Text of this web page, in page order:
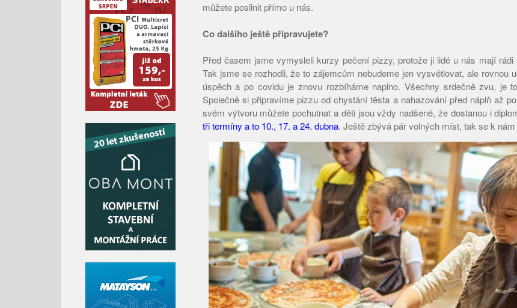
můžete posilnit přímo u nás.
Co dalšího ještě připravujete?
Před časem jsme vymysleli kurzy pečení pizzy, protože ji lidé u nás mají
Tak jsme se rozhodli, že to zájemcům nebudeme jen vysvětlovat, ale rovnou
úspěch a po covidu je znovu rozbíháme naplno. Všechny srdečně zvu, je
Společně si připravíme pizzu od chystání těsta a nahazování před náplň až
svém výtvoru můžete pochutnat a děti jsou vždy nadšené, že dostanou i
tři termíny a to 10., 17. a 24. dubna. Ještě zbývá pár volných míst, tak se k